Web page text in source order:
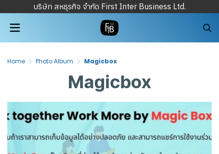
บริษัท สหธุรกิจ จำกัด First Inter Business Ltd.
Home Photo Album Magicbox
Magicbox